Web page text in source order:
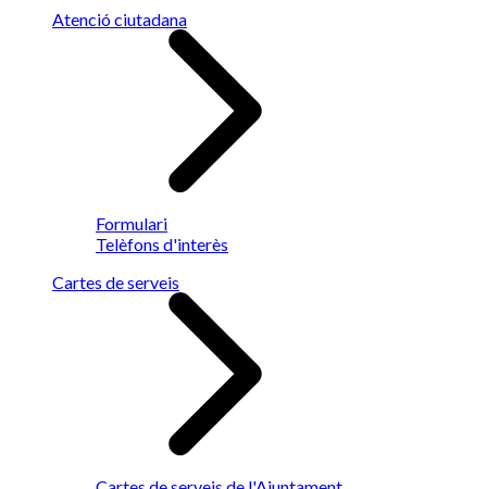
Atenció ciutadana
Formulari
Telèfons d'interès
Cartes de serveis